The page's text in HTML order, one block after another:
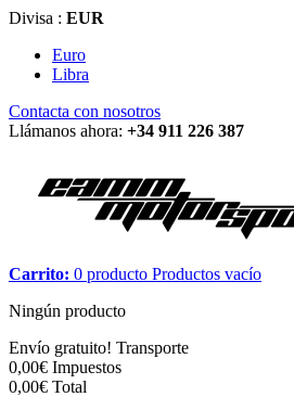
Divisa : EUR
Euro
Libra
Contacta con nosotros
Llámanos ahora: +34 911 226 387
Carrito: 0 producto Productos vacío
Ningún producto
Envío gratuito! Transporte
0,00€ Impuestos
0,00€ Total